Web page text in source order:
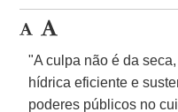
"A culpa não é da
hídrica eficiente e
poderes públicos no